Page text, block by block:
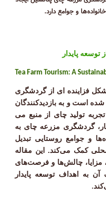
و جوامع دارد.
پایدار
Tea Farm Tourism: A
فزاینده ای از گردشگری
است و به بازدیدکنندگان
تولید چای از منبع می
گردشگری مزرعه چای به
و جوامع روستایی تبدیل
کمک می‌کند. این مقاله
چالش‌ها و فرصت‌های
به اهداف توسعه پایدار
.